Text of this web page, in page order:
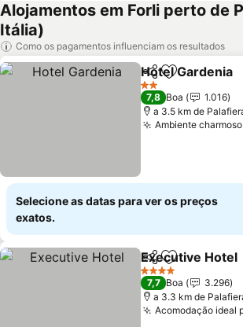
Alojamentos em Forli perto de
Itália)
Como os pagamentos influenciam os resultados
PartilharAdicionar
Hotel Gardenia
2 Estrelas
7,8 Boa
1.016
a 3.5 km de
Ambiente
Selecione as datas para ver os preços
exatos.
PartilharAdicionar
Executive Hotel
4 Estrelas
7,7 Boa
3.296
a 3.3 km de
Acomodação ideal